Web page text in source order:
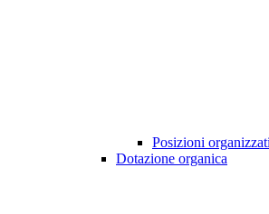
Posizioni
Dotazione organica